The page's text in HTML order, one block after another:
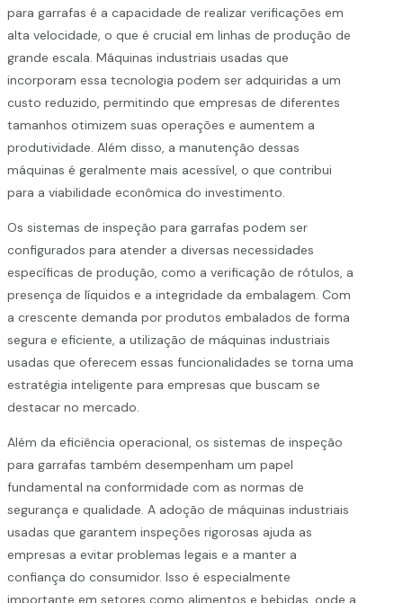
para garrafas é a capacidade de realizar verificações em
alta velocidade, o que é crucial em linhas de produção de
grande escala. Máquinas industriais usadas que
incorporam essa tecnologia podem ser adquiridas a um
custo reduzido, permitindo que empresas de diferentes
tamanhos otimizem suas operações e aumentem a
produtividade. Além disso, a manutenção dessas
máquinas é geralmente mais acessível, o que contribui
para a viabilidade econômica do investimento.
Os sistemas de inspeção para garrafas podem ser
configurados para atender a diversas necessidades
específicas de produção, como a verificação de rótulos, a
presença de líquidos e a integridade da embalagem. Com
a crescente demanda por produtos embalados de forma
segura e eficiente, a utilização de máquinas industriais
usadas que oferecem essas funcionalidades se torna uma
estratégia inteligente para empresas que buscam se
destacar no mercado.
Além da eficiência operacional, os sistemas de inspeção
para garrafas também desempenham um papel
fundamental na conformidade com as normas de
segurança e qualidade. A adoção de máquinas industriais
usadas que garantem inspeções rigorosas ajuda as
empresas a evitar problemas legais e a manter a
confiança do consumidor. Isso é especialmente
importante em setores como alimentos e bebidas, onde a